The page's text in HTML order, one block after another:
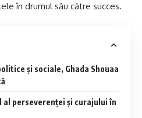
în drumul său către succes.
și sociale, Ghada Shouaa
al perseverenței și curajului în